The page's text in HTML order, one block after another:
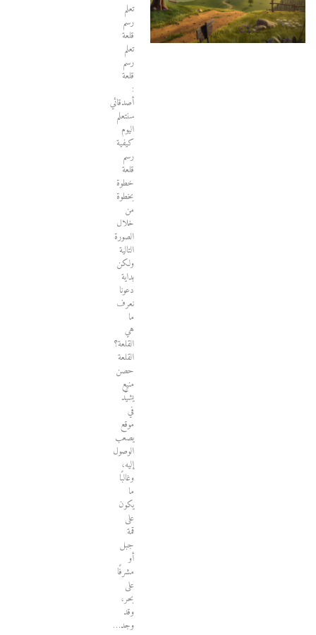
تعلم
رسم
قلعة
تعلم
رسم
قلعة
:
أصدقائي
سنتعلم
اليوم
كيفية
رسم
قلعة
خطوة
بخطوة
من
خلال
الصورة
التالية
ولكن
بداية
دعونا
نعرف
ما
هي
القلعة؟
القلعة
حصن
منيع
يشيَّد
في
موقع
يصعب
الوصول
إليه،
وغالبًا
ما
يكون
على
قمة
جبل
أو
مشرفًا
على
بحر،
وقد
وجد…